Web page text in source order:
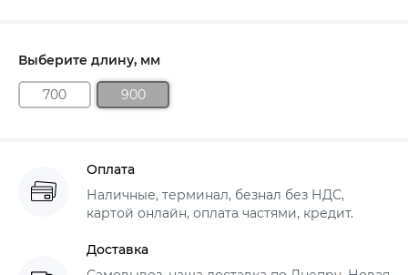
Выберите длину, мм
700 900
Оплата
Наличные, терминал, безнал без НДС,
картой онлайн, оплата частями, кредит.
Доставка